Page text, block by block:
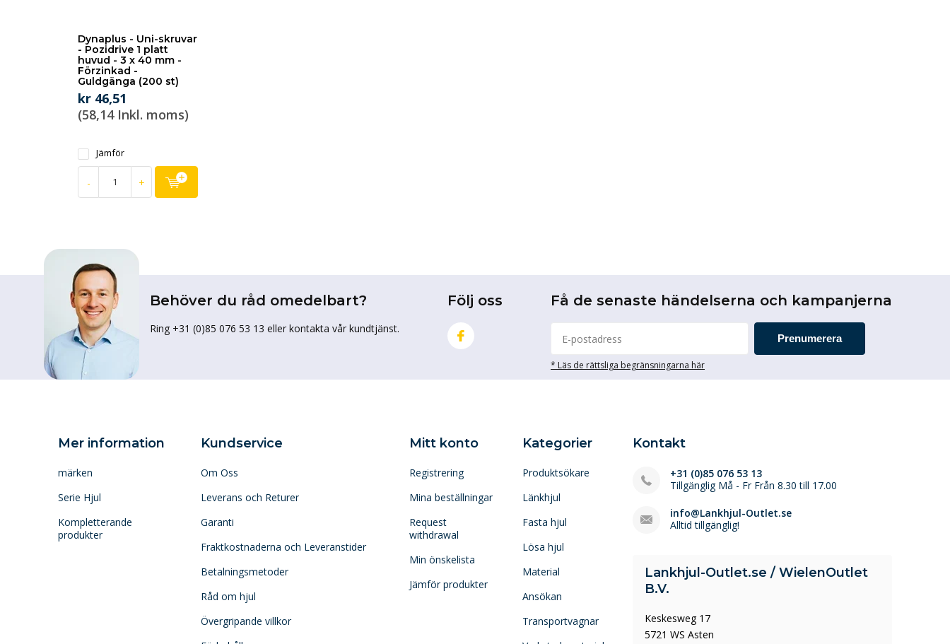
Dynaplus - Uni-skruvar
- Pozidrive 1 platt
huvud - 3 x 40 mm -
Förzinkad -
Guldgänga (200 st)
kr 46,51
(58,14 Inkl. moms)
Jämför
- +
Behöver du råd omedelbart?
Ring +31 (0)85 076 53 13 eller kontakta vår kundtjänst.
Följ oss Få de senaste händelserna och kampanjerna
Prenumerera
* Läs de rättsliga begränsningarna här
Mer information
märken
Serie Hjul
Kompletterande
produkter
Kundservice
Om Oss
Leverans och Returer
Garanti
Fraktkostnaderna och Leveranstider
Betalningsmetoder
Råd om hjul
Övergripande villkor
Mitt konto
Registrering
Mina beställningar
Request
withdrawal
Min önskelista
Jämför produkter
Kategorier
Produktsökare
Länkhjul
Fasta hjul
Lösa hjul
Material
Ansökan
Transportvagnar
Kontakt
+31 (0)85 076 53 13
Tillgänglig Må - Fr Från 8.30 till 17.00
info@Lankhjul-Outlet.se
Alltid tillgänglig!
Lankhjul-Outlet.se / WielenOutlet
B.V.
Keskesweg 17
5721 WS Asten